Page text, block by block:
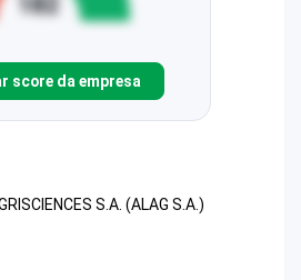
score da empresa
S.A. (ALAG S.A.)